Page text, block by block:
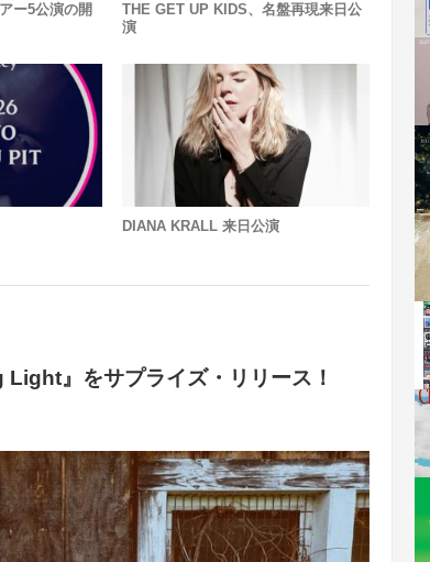
ー5公演の開
THE GET UP KIDS、名盤再現来日公
演
DIANA KRALL 来日公演
』をサプライズ・リリース！